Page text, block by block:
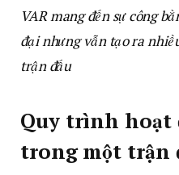
VAR mang đến sự công
đại nhưng vẫn tạo ra
trận đấu
Quy trình hoạt
trong một trận